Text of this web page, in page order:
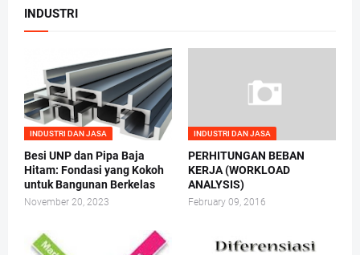
INDUSTRI
INDUSTRI DAN JASA
Besi UNP dan Pipa Baja
Hitam: Fondasi yang Kokoh
untuk Bangunan Berkelas
November 20, 2023
INDUSTRI DAN JASA
PERHITUNGAN BEBAN
KERJA (WORKLOAD
ANALYSIS)
February 09, 2016